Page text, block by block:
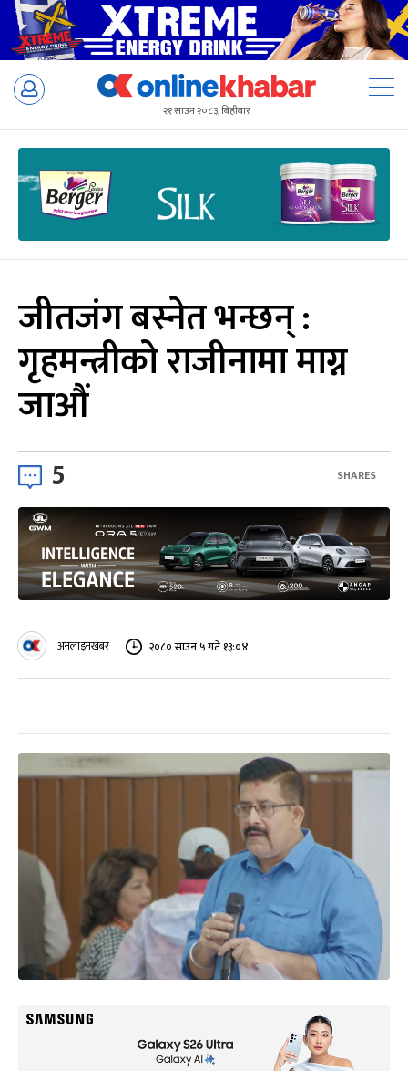
Skip
२१ साउन २०८३, बिहीबार
जीतजंग बस्नेत भन्छन् :
गृहमन्त्रीको राजीनामा माग्न
जाऔं
5 SHARES
अनलाइनखबर २०८० साउन ५ गते १३:०४